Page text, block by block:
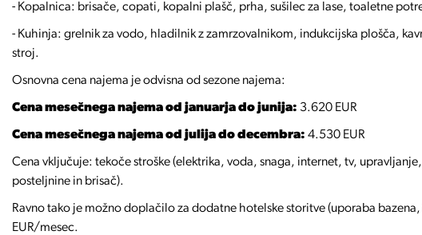
- Kopalnica: brisače, copati, kopalni plašč, prha, sušilec za lase, toaletne
- Kuhinja: grelnik za vodo, hladilnik z zamrzovalnikom, indukcijska plošča,
stroj.
Osnovna cena najema je odvisna od sezone najema:
Cena mesečnega najema od januarja do junija: 3.620 EUR
Cena mesečnega najema od julija do decembra: 4.530 EUR
Cena vključuje: tekoče stroške (elektrika, voda, snaga, internet, tv,
posteljnine in brisač).
Ravno tako je možno doplačilo za dodatne hotelske storitve (uporaba
EUR/mesec.